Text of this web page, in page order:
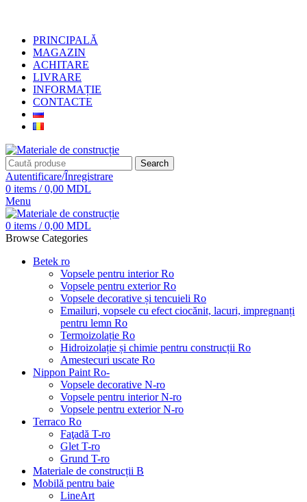
PRINCIPALĂ
MAGAZIN
ACHITARE
LIVRARE
INFORMAȚIE
CONTACTE
Search
Autentificare/Înregistrare
0 items / 0,00 MDL
Menu
0 items / 0,00 MDL
Browse Categories
Betek ro
Vopsele pentru interior Ro
Vopsele pentru exterior Ro
Vopsele decorative și tencuieli Ro
Emailuri, vopsele cu efect ciocănit, lacuri, impregnanți
pentru lemn Ro
Termoizolație Ro
Hidroizolație și chimie pentru construcții Ro
Amestecuri uscate Ro
Nippon Paint Ro-
Vopsele decorative N-ro
Vopsele pentru interior N-ro
Vopsele pentru exterior N-ro
Terraco Ro
Faţadă T-ro
Glet T-ro
Grund T-ro
Materiale de construcții B
Mobilă pentru baie
LineArt